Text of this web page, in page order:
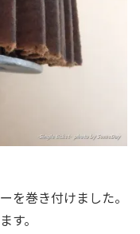
を巻き付けました。
す。